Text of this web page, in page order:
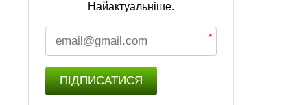
Найактуальніше.
*
ПІДПИСАТИСЯ